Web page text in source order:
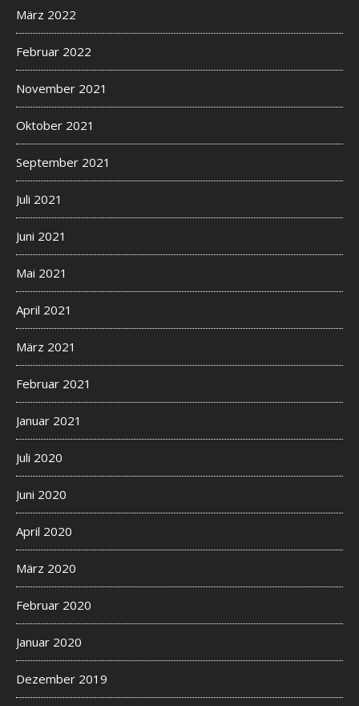
März 2022
Februar 2022
November 2021
Oktober 2021
September 2021
Juli 2021
Juni 2021
Mai 2021
April 2021
März 2021
Februar 2021
Januar 2021
Juli 2020
Juni 2020
April 2020
März 2020
Februar 2020
Januar 2020
Dezember 2019